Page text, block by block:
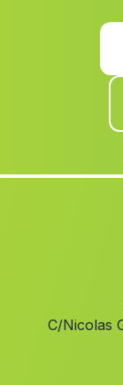
San
C/Nicolas